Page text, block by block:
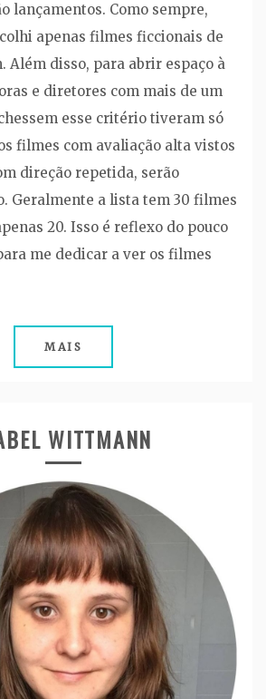
lançamentos. Como sempre,
apenas filmes ficcionais de
Além disso, para abrir espaço à
e diretores com mais de um
esse critério tiveram só
filmes com avaliação alta vistos
direção repetida, serão
Geralmente a lista tem 30 filmes
20. Isso é reflexo do pouco
me dedicar a ver os filmes
MAIS
WITTMANN